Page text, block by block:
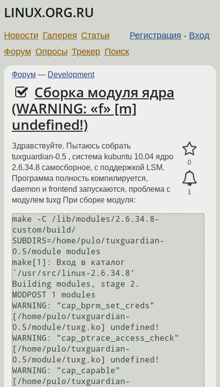
LINUX.ORG.RU
Регистрация - Вход
Новости Галерея Статьи
Форум Опросы Трекер Поиск
Форум — Development
Сборка модуля ядра
(WARNING: «f» [m]
undefined!)
0
1
Здравствуйте. Пытаюсь собрать
tuxguardian-0.5 , система kubuntu 10.04 ядро
2.6.34.8 самосборное, с поддержкой LSM.
Программа полность компилируется,
daemon и frontend запускаются, проблема с
модулем tuxg При сборке модуля:
make -C /lib/modules/2.6.34.8-
custom/build/
SUBDIRS=/home/pulo/tuxguardian-
0.5/module modules
make[1]: Вход в каталог
`/usr/src/linux-2.6.34.8'
Building modules, stage 2.
MODPOST 1 modules
WARNING: "cap_bprm_set_creds"
[/home/pulo/tuxguardian-
0.5/module/tuxg.ko] undefined!
WARNING: "cap_ptrace_access_check"
[/home/pulo/tuxguardian-
0.5/module/tuxg.ko] undefined!
WARNING: "cap_capable"
[/home/pulo/tuxguardian-